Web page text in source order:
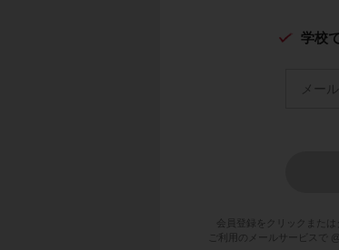
学校
会員登録をクリックまたは
ご利用のメールサービスで